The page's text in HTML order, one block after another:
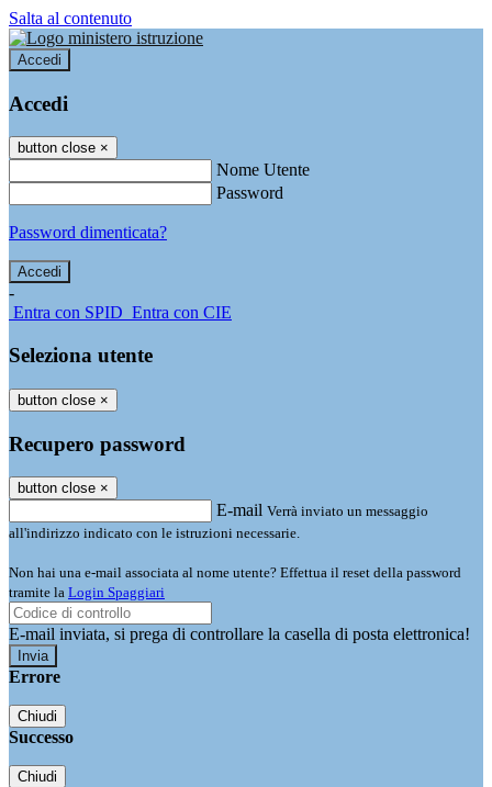
Salta al contenuto
Accedi
Accedi
button close ×
Nome Utente
Password
Password dimenticata?
-
Entra con SPID Entra con CIE
Seleziona utente
button close ×
Recupero password
button close ×
E-mail Verrà inviato un messaggio
all'indirizzo indicato con le istruzioni necessarie.
Non hai una e-mail associata al nome utente? Effettua il reset della password
tramite la Login Spaggiari
E-mail inviata, si prega di controllare la casella di posta elettronica!
Errore
Chiudi
Successo
Chiudi